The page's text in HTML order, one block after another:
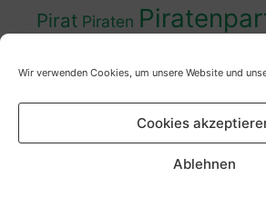
Wir verwenden Cookies, um unsere Website und
Cookies
Ablehnen
Pirat Piraten
Wahlkampf Wahlprogramm
Zensur Zensursula